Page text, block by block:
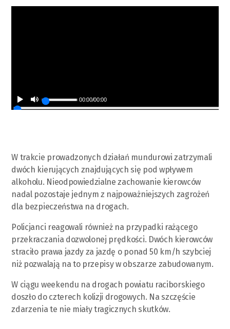
00:00/00:00
W trakcie prowadzonych działań mundurowi zatrzymali
dwóch kierujących znajdujących się pod wpływem
alkoholu. Nieodpowiedzialne zachowanie kierowców
nadal pozostaje jednym z najpoważniejszych zagrożeń
dla bezpieczeństwa na drogach.
Policjanci reagowali również na przypadki rażącego
przekraczania dozwolonej prędkości. Dwóch kierowców
straciło prawa jazdy za jazdę o ponad 50 km/h szybciej
niż pozwalają na to przepisy w obszarze zabudowanym.
W ciągu weekendu na drogach powiatu raciborskiego
doszło do czterech kolizji drogowych. Na szczęście
zdarzenia te nie miały tragicznych skutków.